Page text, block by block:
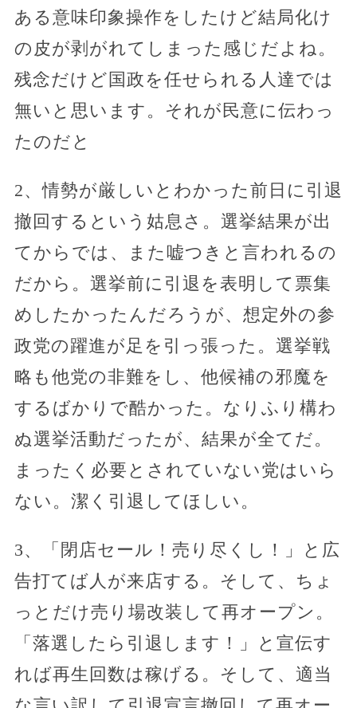
ある意味印象操作をしたけど結局化け
の皮が剥がれてしまった感じだよね。
残念だけど国政を任せられる人達では
無いと思います。それが民意に伝わっ
たのだと
2、情勢が厳しいとわかった前日に引退
撤回するという姑息さ。選挙結果が出
てからでは、また嘘つきと言われるの
だから。選挙前に引退を表明して票集
めしたかったんだろうが、想定外の参
政党の躍進が足を引っ張った。選挙戦
略も他党の非難をし、他候補の邪魔を
するばかりで酷かった。なりふり構わ
ぬ選挙活動だったが、結果が全てだ。
まったく必要とされていない党はいら
ない。潔く引退してほしい。
3、「閉店セール！売り尽くし！」と広
告打てば人が来店する。そして、ちょ
っとだけ売り場改装して再オープン。
「落選したら引退します！」と宣伝す
れば再生回数は稼げる。そして、適当